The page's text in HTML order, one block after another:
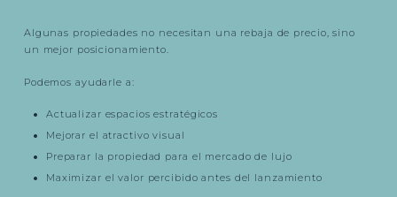
Algunas propiedades no necesitan una rebaja de precio, sino
un mejor posicionamiento.
Podemos ayudarle a:
Actualizar espacios estratégicos
Mejorar el atractivo visual
Preparar la propiedad para el mercado de lujo
Maximizar el valor percibido antes del lanzamiento